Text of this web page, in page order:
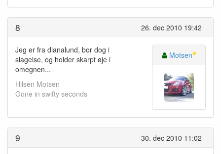
26. dec 2010 19:42
8
Jeg er fra dianalund, bor dog i
slagelse, og holder skarpt øje i
omegnen...
Hilsen Motsen
Gone in swifty seconds
Motsen
30. dec 2010 11:02
9